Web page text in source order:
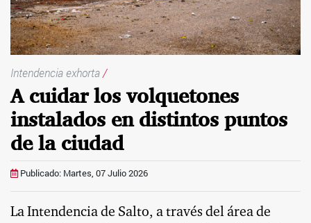
Intendencia exhorta/
A cuidar los volquetones
instalados en distintos puntos
de la ciudad
Publicado: Martes, 07 Julio 2026
La Intendencia de Salto, a través del área de